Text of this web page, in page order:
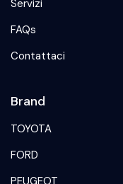
Servizi
FAQs
Contattaci
Brand
TOYOTA
FORD